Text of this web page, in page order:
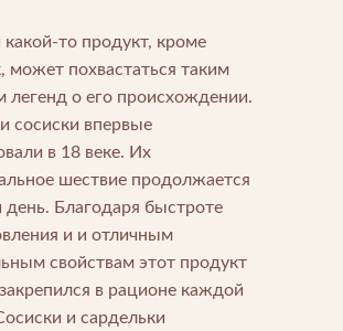
какой-то продукт, кроме
может похвастаться таким
легенд о его происхождении.
сосиски впервые
в 18 веке. Их
шествие продолжается
день. Благодаря быстроте
и и отличным
свойствам этот продукт
в рационе каждой
и сардельки
любых вопросов и предложений
на новости
вам только самое важное